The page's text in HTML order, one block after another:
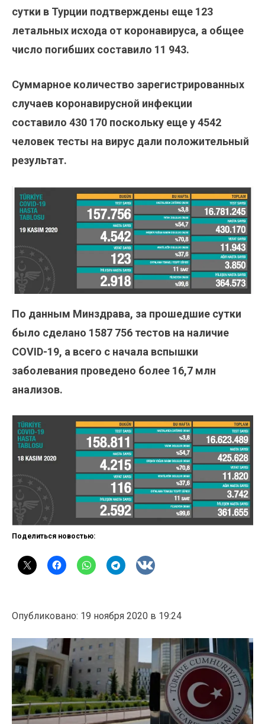
сутки в Турции подтверждены еще 123
летальных исхода от коронавируса, а общее
число погибших составило 11 943.
Суммарное количество зарегистрированных
случаев коронавирусной инфекции
составило 430 170 поскольку еще у 4542
человек тесты на вирус дали положительный
результат.
По данным Минздрава, за прошедшие сутки
было сделано 1587 756 тестов на наличие
COVID-19, а всего с начала вспышки
заболевания проведено более 16,7 млн
анализов.
Поделиться новостью:
Опубликовано: 19 ноября 2020 в 19:24